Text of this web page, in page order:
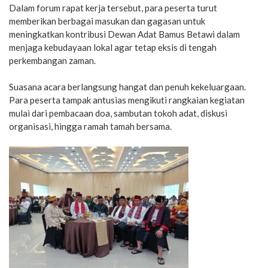
Dalam forum rapat kerja tersebut, para peserta turut
memberikan berbagai masukan dan gagasan untuk
meningkatkan kontribusi Dewan Adat Bamus Betawi dalam
menjaga kebudayaan lokal agar tetap eksis di tengah
perkembangan zaman.
Suasana acara berlangsung hangat dan penuh kekeluargaan.
Para peserta tampak antusias mengikuti rangkaian kegiatan
mulai dari pembacaan doa, sambutan tokoh adat, diskusi
organisasi, hingga ramah tamah bersama.